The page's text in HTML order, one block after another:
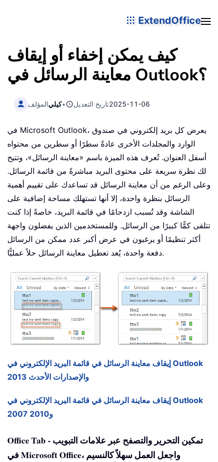
ExtendOffice
كيف يمكن إخفاء أو إيقاف
معاينة الرسائل في Outlook؟
المؤلفكيلي• تاريخ التعديل2025-11-06
في Microsoft Outlook، يعرض كل بريد إلكتروني في صندوق
الوارد والمجلدات الأخرى عادةً سطرًا أو سطرين من محتواه
أسفل العنوان. تُعرف هذه الميزة باسم «معاينة الرسائل»، وتتيح
لك نظرة سريعة على محتوى البريد مباشرةً من قائمة الرسائل.
وعلى الرغم من أن معاينة الرسائل قد تساعدك على تقييم أهمية
الرسائل بنظرة واحدة، إلا أنها تستهلك مساحة إضافية على
الشاشة وقد تُسبب ازدحامًا في قائمة البريد، خاصةً إذا كنت
تتلقى كمًّا كبيرًا من الرسائل. وللمستخدمين الذين يفضلون واجهة
أكثر تنظيمًا أو يرغبون في عرض أكبر عدد ممكن من الرسائل
دفعة واحدة، يُعد تعطيل معاينة الرسائل حلاً عمليًّا.
إيقاف معاينة الرسائل في قائمة البريد الإلكتروني في Outlook
2013 والإصدارات الأحدث
إيقاف معاينة الرسائل في قائمة البريد الإلكتروني في Outlook
2007 و2010
Office Tab - تمكين التحرير والتصفح عبر علامات التبويب
في Microsoft Office، واجعل العمل سهلاً كالنسيم